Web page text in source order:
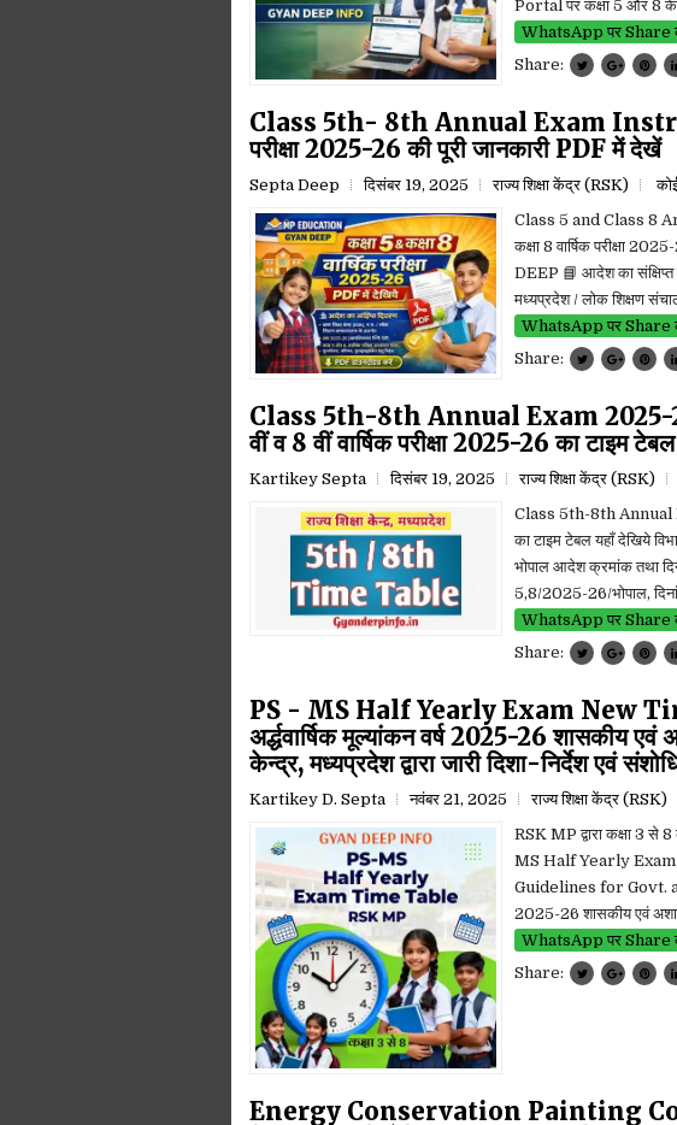
Portal पर कक्षा 5 और 8 के
WhatsApp पर Share
Share:
Class 5th- 8th Annual Exam
परीक्षा 2025-26 की पूरी जानकारी PDF में देखें
Septa Deep दिसंबर 19, 2025 राज्य शिक्षा केंद्र (RSK)
Class 5 and Class 8
कक्षा 8 वार्षिक परीक्षा
DEEP 📘 आदेश का संक्षिप्त
मध्यप्रदेश / लोक शिक्षण
WhatsApp पर Share
Share:
Class 5th-8th Annual Exam 2025-
वीं व 8 वीं वार्षिक परीक्षा 2025-26 का टाइम
Kartikey Septa दिसंबर 19, 2025 राज्य शिक्षा केंद्र (RSK)
Class 5th-8th Annual
का टाइम टेबल यहाँ देखिये
भोपाल आदेश क्रमांक तथा
5,8/2025-26/भोपाल,
WhatsApp पर Share
Share:
PS - MS Half Yearly Exam New
अर्द्धवार्षिक मूल्यांकन वर्ष 2025-26 शासकीय एवं
केन्द्र, मध्यप्रदेश द्वारा जारी दिशा-निर्देश एवं
Kartikey D. Septa नवंबर 21, 2025 राज्य शिक्षा केंद्र (RSK)
RSK MP द्वारा कक्षा 3 से 8
MS Half Yearly
Guidelines for Govt.
2025-26 शासकीय एवं
WhatsApp पर Share
Share:
Energy Conservation Painting